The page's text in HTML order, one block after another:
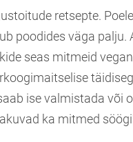
retsepte.
poodides väga palju.
seas mitmeid
ise valmistada või
ka mitmed